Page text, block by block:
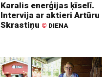
Karalis enerģijas ķīselī.
Intervija ar aktieri Artūru
Skrastiņu © DIENA